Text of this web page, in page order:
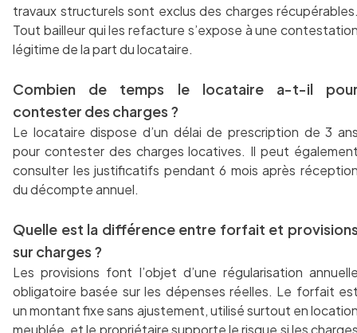
travaux structurels sont exclus des charges
Tout bailleur qui les refacture s’expose à une
légitime de la part du locataire.
Combien de temps le locataire a-t-il
contester des charges ?
Le locataire dispose d’un délai de prescription de 3
pour contester des charges locatives. Il peut
consulter les justificatifs pendant 6 mois après
du décompte annuel.
Quelle est la différence entre forfait et
sur charges ?
Les provisions font l’objet d’une régularisation
obligatoire basée sur les dépenses réelles. Le forfait
un montant fixe sans ajustement, utilisé surtout en
meublée, et le propriétaire supporte le risque si les